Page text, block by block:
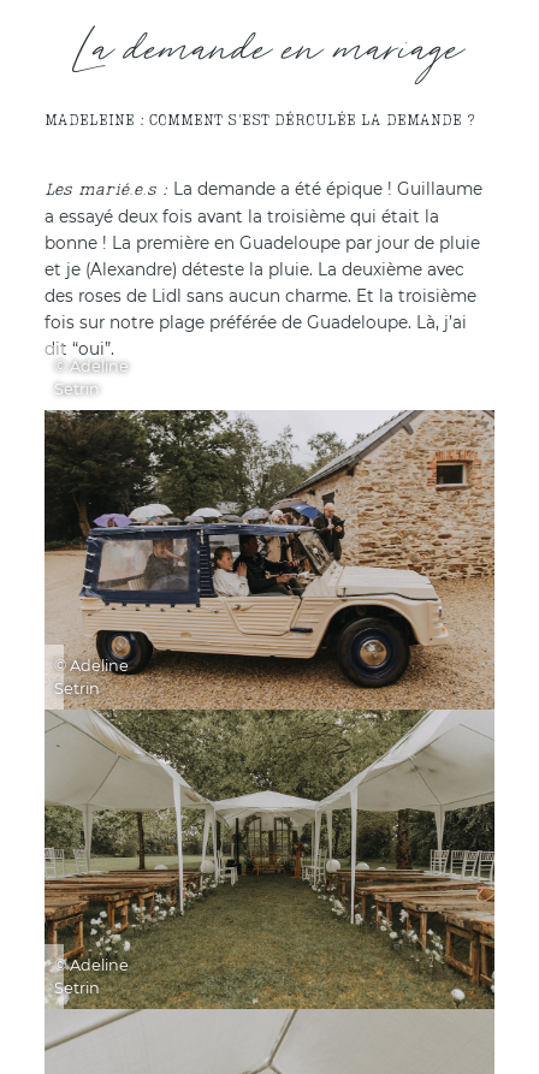
La demande en mariage
MADELEINE : COMMENT S'EST DÉROULÉE LA DEMANDE ?
La demande a été épique ! Guillaume
a essayé deux fois avant la troisième qui était la
bonne ! La première en Guadeloupe par jour de pluie
et je (Alexandre) déteste la pluie. La deuxième avec
des roses de Lidl sans aucun charme. Et la troisième
fois sur notre plage préférée de Guadeloupe. Là, j’ai
dit “oui”.
© Adeline
Setrin
© Adeline
Setrin
© Adeline
Setrin